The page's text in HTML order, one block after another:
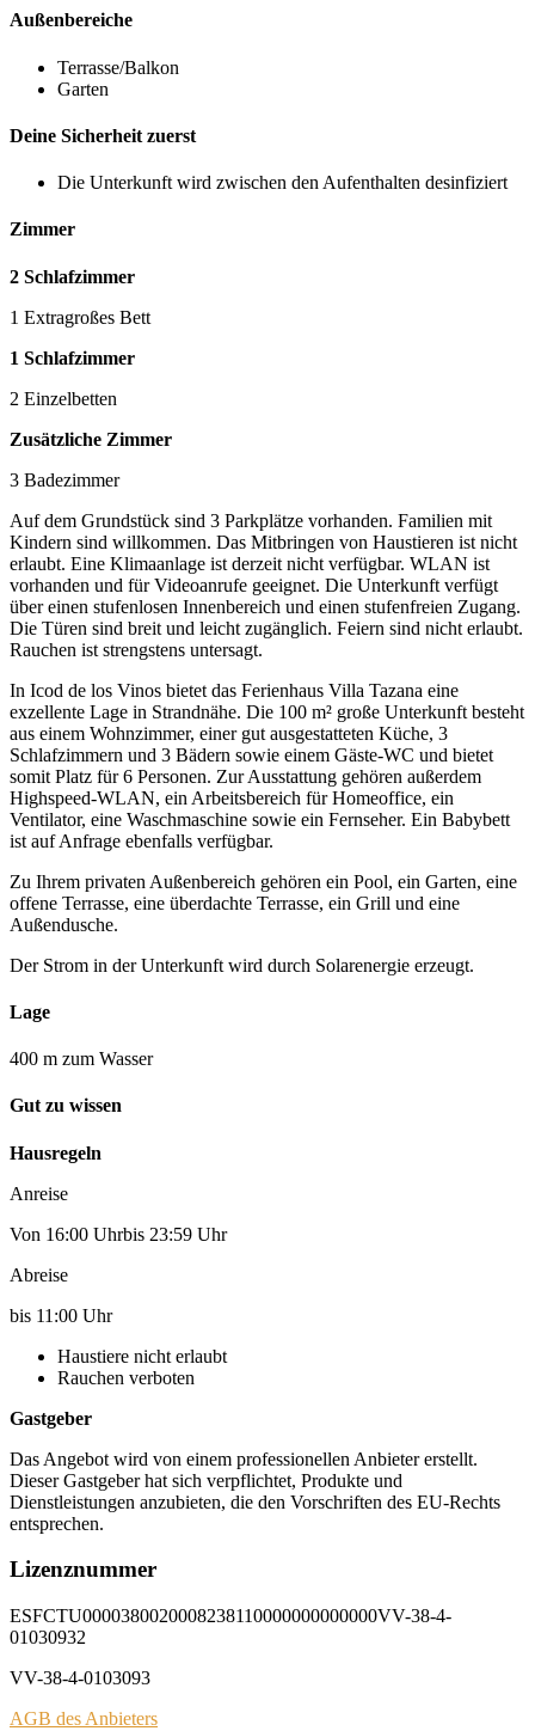
Außenbereiche
Terrasse/Balkon
Garten
Deine Sicherheit zuerst
Die Unterkunft wird zwischen den Aufenthalten desinfiziert
Zimmer
2 Schlafzimmer
1 Extragroßes Bett
1 Schlafzimmer
2 Einzelbetten
Zusätzliche Zimmer
3 Badezimmer
Auf dem Grundstück sind 3 Parkplätze vorhanden. Familien mit
Kindern sind willkommen. Das Mitbringen von Haustieren ist nicht
erlaubt. Eine Klimaanlage ist derzeit nicht verfügbar. WLAN ist
vorhanden und für Videoanrufe geeignet. Die Unterkunft verfügt
über einen stufenlosen Innenbereich und einen stufenfreien Zugang.
Die Türen sind breit und leicht zugänglich. Feiern sind nicht erlaubt.
Rauchen ist strengstens untersagt.
In Icod de los Vinos bietet das Ferienhaus Villa Tazana eine
exzellente Lage in Strandnähe. Die 100 m² große Unterkunft besteht
aus einem Wohnzimmer, einer gut ausgestatteten Küche, 3
Schlafzimmern und 3 Bädern sowie einem Gäste-WC und bietet
somit Platz für 6 Personen. Zur Ausstattung gehören außerdem
Highspeed-WLAN, ein Arbeitsbereich für Homeoffice, ein
Ventilator, eine Waschmaschine sowie ein Fernseher. Ein Babybett
ist auf Anfrage ebenfalls verfügbar.
Zu Ihrem privaten Außenbereich gehören ein Pool, ein Garten, eine
offene Terrasse, eine überdachte Terrasse, ein Grill und eine
Außendusche.
Der Strom in der Unterkunft wird durch Solarenergie erzeugt.
Lage
400 m zum Wasser
Gut zu wissen
Hausregeln
Anreise
Von 16:00 Uhrbis 23:59 Uhr
Abreise
bis 11:00 Uhr
Haustiere nicht erlaubt
Rauchen verboten
Gastgeber
Das Angebot wird von einem professionellen Anbieter erstellt.
Dieser Gastgeber hat sich verpflichtet, Produkte und
Dienstleistungen anzubieten, die den Vorschriften des EU-Rechts
entsprechen.
Lizenznummer
ESFCTU0000380020008238110000000000000VV-38-4-
01030932
VV-38-4-0103093
AGB des Anbieters